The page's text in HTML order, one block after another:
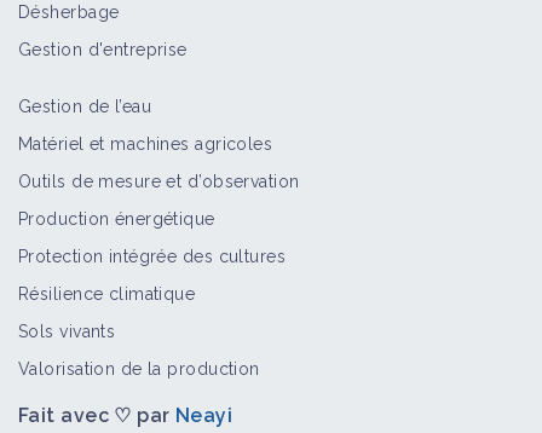
Désherbage
Gestion d'entreprise
Gestion de l’eau
Matériel et machines agricoles
Outils de mesure et d’observation
Production énergétique
Protection intégrée des cultures
Résilience climatique
Sols vivants
Valorisation de la production
Fait avec ♡ par Neayi